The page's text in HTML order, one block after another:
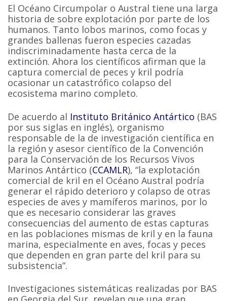
El Océano Circumpolar o Austral tiene una larga
historia de sobre explotación por parte de los
humanos. Tanto lobos marinos, como focas y
grandes ballenas fueron especies cazadas
indiscriminadamente hasta cerca de la
extinción. Ahora los científicos afirman que la
captura comercial de peces y kril podría
ocasionar un catastrófico colapso del
ecosistema marino completo.
De acuerdo al Instituto Británico Antártico (BAS
por sus siglas en inglés), organismo
responsable de la de investigación científica en
la región y asesor científico de la Convención
para la Conservación de los Recursos Vivos
Marinos Antártico (CCAMLR), “la explotación
comercial de kril en el Océano Austral podría
generar el rápido deterioro y colapso de otras
especies de aves y mamíferos marinos, por lo
que es necesario considerar las graves
consecuencias del aumento de estas capturas
en las poblaciones mismas de kril y en la fauna
marina, especialmente en aves, focas y peces
que dependen en gran parte del kril para su
subsistencia”.
Investigaciones sistemáticas realizadas por BAS